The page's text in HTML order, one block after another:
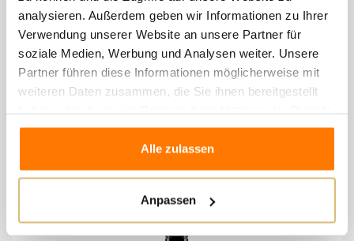
analysieren. Außerdem geben wir Informationen zu Ihrer
Verwendung unserer Website an unsere Partner für
soziale Medien, Werbung und Analysen weiter. Unsere
Partner führen diese Informationen möglicherweise mit
weiteren Daten zusammen, die Sie ihnen bereitgestellt
gesammelt haben.
Alle zulassen
Anpassen
Säuregehalt: sehr niedrig (0,2% – 0,3%)
8 andere Artikel in der
gleichen Kategorie: